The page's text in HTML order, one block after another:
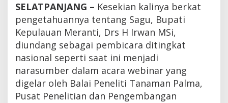
g
u
B
P
T
K
e
m
e
n
SELATPANJANG – Kesekian kalinya berkat
pengetahuannya tentang Sagu, Bupati
Kepulauan Meranti, Drs H Irwan MSi,
diundang sebagai pembicara ditingkat
nasional seperti saat ini menjadi
narasumber dalam acara webinar yang
digelar oleh Balai Peneliti Tanaman Palma,
Pusat Penelitian dan Pengembangan